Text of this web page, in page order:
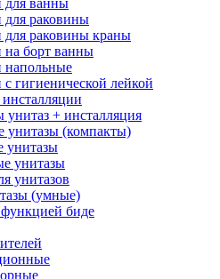
для ванны
для раковины
для раковины краны
на борт ванны
напольные
гигиенической лейкой
+ инсталляция
унитазы (компакты)
унитазы
унитазы
унитазов
(умные)
биде